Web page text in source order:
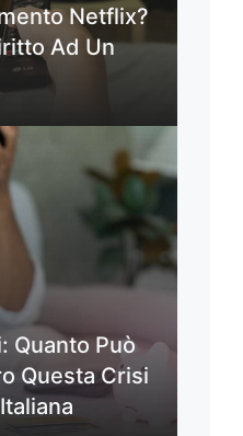
Netflix?
Ad Un
Quanto Può
Questa Crisi